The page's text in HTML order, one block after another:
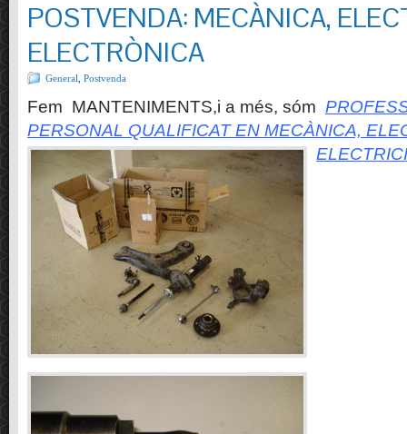
POSTVENDA: MECÀNICA,
ELECTRÒNICA
General Postvenda
Fem MANTENIMENTS,i a més, sóm
PERSONAL QUALIFICAT EN MECÀNICA,